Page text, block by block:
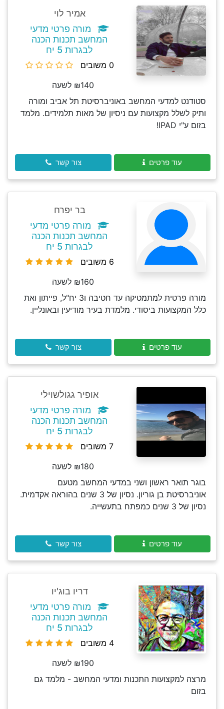
אמיר לוי
מורה פרטי מדעי
המחשב תכנות הכנה
לבגרות 5 יח
0 משובים
₪140 לשעה
סטודנט למדעי המחשב באוניברסיטת תל אביב ומורה
ותיק לשלל מקצועות עם ניסיון של מאות תלמידים. מלמד
בזום ע"י IPAD!
עוד פרטים צור קשר
בר יפרח
מורה פרטי מדעי
המחשב תכנות הכנה
לבגרות 5 יח
6 משובים
₪160 לשעה
מורה פרטית למתמטיקה עד חטיבה ו3 יח"ל, פייתון ואת
כלל המקצועות ביסודי. מלמדת בעיר מודיעין ובאונליין.
עוד פרטים צור קשר
אופיר גגולשוילי
מורה פרטי מדעי
המחשב תכנות הכנה
לבגרות 5 יח
7 משובים
₪180 לשעה
בוגר תואר ראשון ושני במדעי המחשב מטעם
אוניברסיטת בן גוריון. נסיון של 3 שנים בהוראה אקדמית.
נסיון של 3 שנים כמפתח בתעשייה.
עוד פרטים צור קשר
דריו בוג'יו
מורה פרטי מדעי
המחשב תכנות הכנה
לבגרות 5 יח
4 משובים
₪190 לשעה
מרצה למקצועות התכנות ומדעי המחשב - מלמד גם
בזום